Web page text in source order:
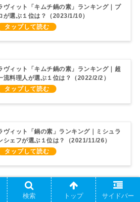
ヴィット「キムチ鍋の素」ランキング｜プ
が選ぶ１位は？（2023/1/10）
ヴィット「キムチ鍋の素」ランキング｜超
流料理人が選ぶ１位は？（2022/2/2）
ヴィット「鍋の素」ランキング｜ミシュラ
シェフが選ぶ１位は？（2021/11/26）
』“ ひたすら試してランキング
”で
検索 トップ サイドバー